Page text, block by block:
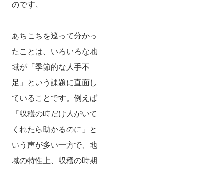
のです。
あちこちを巡って分かっ
たことは、いろいろな地
域が「季節的な人手不
足」という課題に直面し
ていることです。例えば
「収穫の時だけ人がいて
くれたら助かるのに」と
いう声が多い一方で、地
域の特性上、収穫の時期